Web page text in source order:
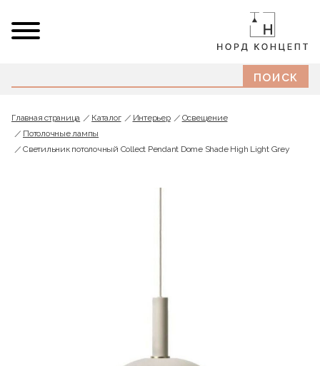
Главная страница Каталог Интерьер
Освещение
Потолочные лампы
Светильник потолочный Collect Pendant Dome Shade High Light Grey